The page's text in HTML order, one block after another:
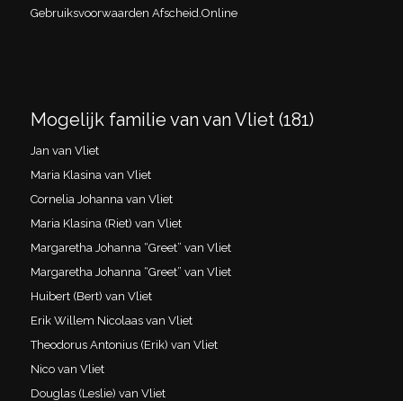
Gebruiksvoorwaarden Afscheid.Online
Mogelijk familie van van Vliet (181)
Jan van Vliet
Maria Klasina van Vliet
Cornelia Johanna van Vliet
Maria Klasina (Riet) van Vliet
Margaretha Johanna “Greet” van Vliet
Margaretha Johanna “Greet” van Vliet
Huibert (Bert) van Vliet
Erik Willem Nicolaas van Vliet
Theodorus Antonius (Erik) van Vliet
Nico van Vliet
Douglas (Leslie) van Vliet